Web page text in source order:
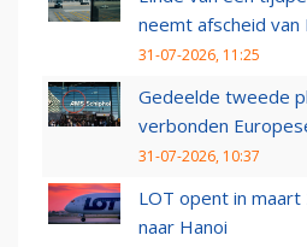
neemt afscheid van
31-07-2026, 11:25
Gedeelde tweede
verbonden
31-07-2026, 10:37
LOT opent in
naar Hanoi